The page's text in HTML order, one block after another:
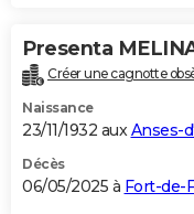
Carte de Noël
Carte Bonne année
Carte Saint-Valentin
Carte Pâques
Carte d'anniversaire
DICTIONNAIRE
Dictionnaire
Biographies
Citations
Expressions
Proverbes
PROGRAMME TV
S'inscrire
Se connecter
Lycées
Collèges
Primaires
Universités
Entreprises
Service militaire
Avis de recherche
AVIS DE DÉCÈS
Presenta
Créer une cagnotte
Naissance
23/11/1932 auxAnses-
Décès
06/05/2025 à Fort-de-